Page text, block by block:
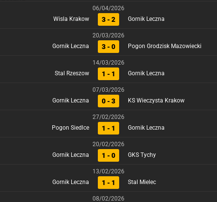
06/04/2026
Wisla Krakow
3 - 2 Gornik Leczna
20/03/2026
Gornik Leczna
3 - 0 Pogon Grodzisk Mazowiecki
14/03/2026
Stal Rzeszow
1 - 1 Gornik Leczna
07/03/2026
Gornik Leczna
0 - 3 KS Wieczysta Krakow
27/02/2026
Pogon Siedlce
1 - 1 Gornik Leczna
20/02/2026
Gornik Leczna
1 - 0 GKS Tychy
13/02/2026
Gornik Leczna
1 - 1 Stal Mielec
08/02/2026